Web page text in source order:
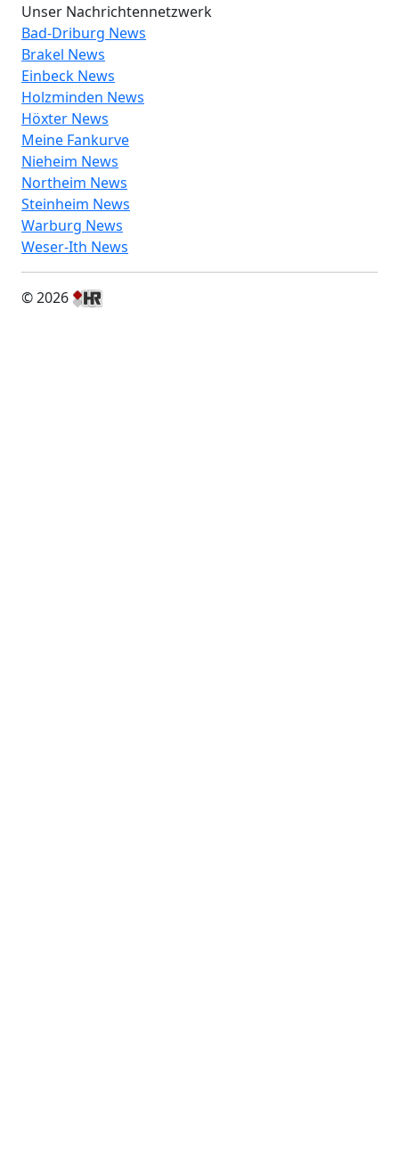
Unser Nachrichtennetzwerk
Bad-Driburg News
Brakel News
Einbeck News
Holzminden News
Höxter News
Meine Fankurve
Nieheim News
Northeim News
Steinheim News
Warburg News
Weser-Ith News
© 2026